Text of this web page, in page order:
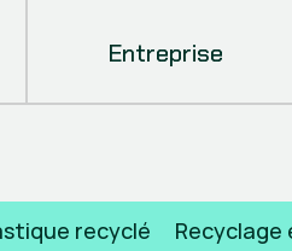
Entreprise
recyclé